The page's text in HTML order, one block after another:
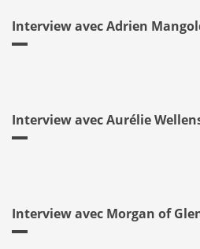
Interview avec Adrien
Interview avec Aurélie
Interview avec Morgan of